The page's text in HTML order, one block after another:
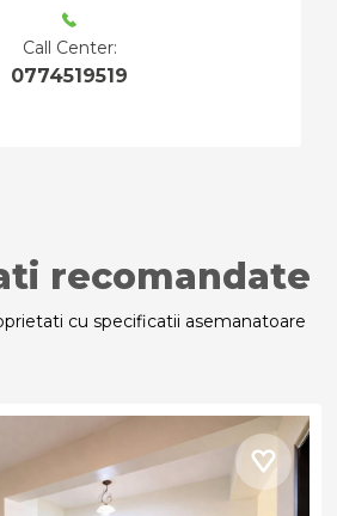
Call Center:
0774519519
recomandate
cu specificatii asemanatoare